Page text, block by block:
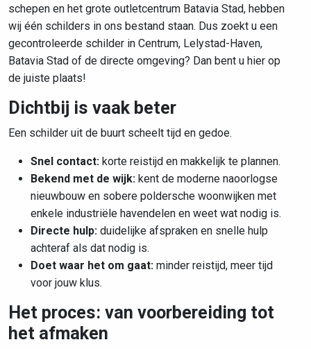
schepen en het grote outletcentrum Batavia Stad, hebben
wij één schilders in ons bestand staan. Dus zoekt u een
gecontroleerde schilder in Centrum, Lelystad-Haven,
Batavia Stad of de directe omgeving? Dan bent u hier op
de juiste plaats!
Dichtbij is vaak beter
Een schilder uit de buurt scheelt tijd en gedoe.
Snel contact: korte reistijd en makkelijk te plannen.
Bekend met de wijk: kent de moderne naoorlogse
nieuwbouw en sobere poldersche woonwijken met
enkele industriële havendelen en weet wat nodig is.
Directe hulp: duidelijke afspraken en snelle hulp
achteraf als dat nodig is.
Doet waar het om gaat: minder reistijd, meer tijd
voor jouw klus.
Het proces: van voorbereiding tot
het afmaken